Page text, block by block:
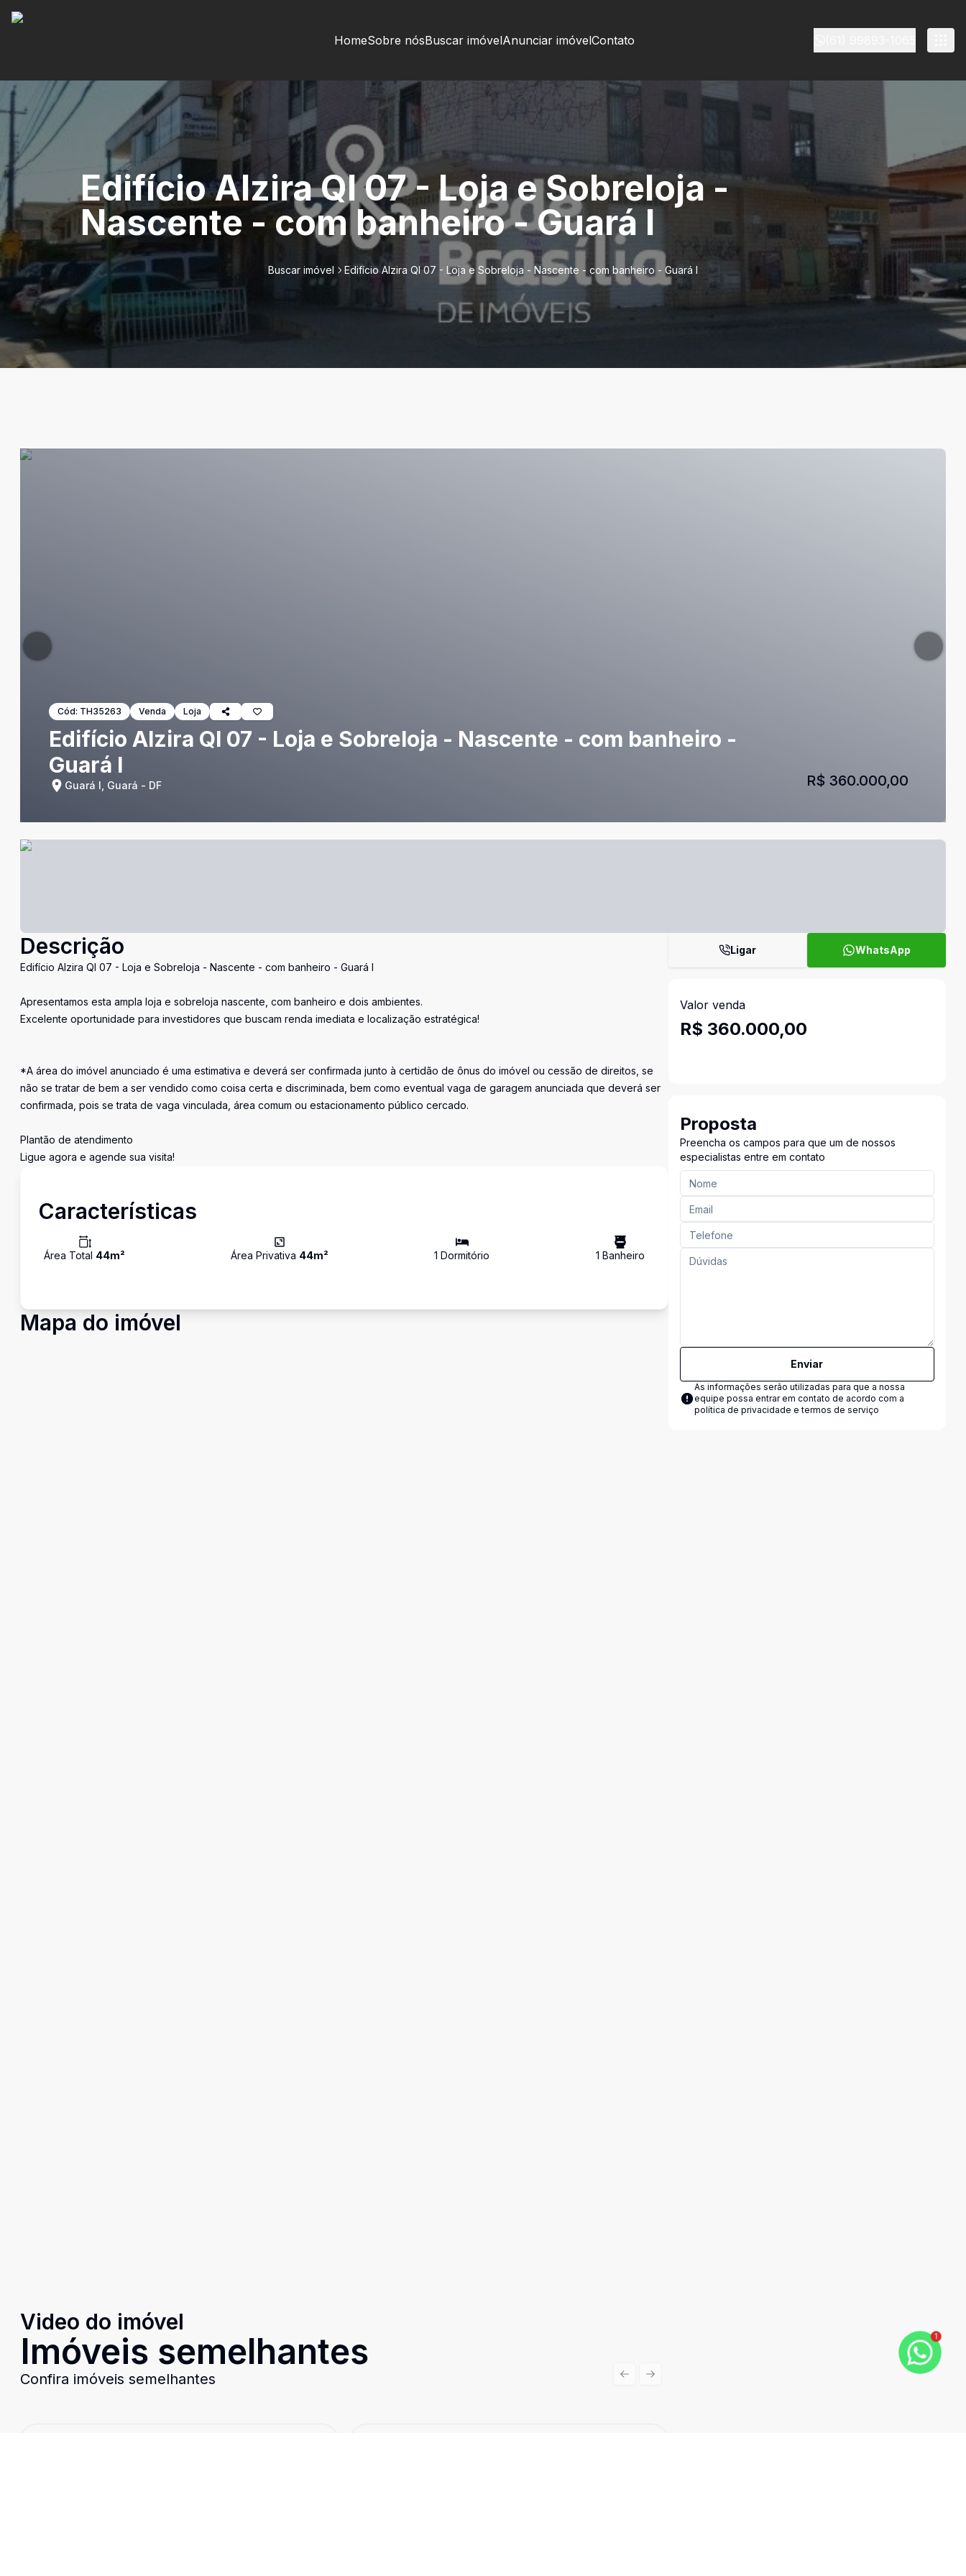
HomeSobre nósBuscar imóvelAnunciar imóvelContato
Edifício Alzira QI 07 - Loja e Sobreloja -
Nascente - com banheiro - Guará I
Buscar imóvel Edifício Alzira QI 07 - Loja e Sobreloja - Nascente - com banheiro - Guará I
Cód: TH35263 Venda Loja
Edifício Alzira QI 07 - Loja e Sobreloja - Nascente - com banheiro -
Guará I
Guará I, Guará - DF R$ 360.000,00
Descrição
Edifício Alzira QI 07 - Loja e Sobreloja - Nascente - com banheiro - Guará I
Apresentamos esta ampla loja e sobreloja nascente, com banheiro e dois ambientes.
Excelente oportunidade para investidores que buscam renda imediata e localização estratégica!
*A área do imóvel anunciado é uma estimativa e deverá ser confirmada junto à certidão de ônus do imóvel ou cessão de direitos, se
não se tratar de bem a ser vendido como coisa certa e discriminada, bem como eventual vaga de garagem anunciada que deverá ser
confirmada, pois se trata de vaga vinculada, área comum ou estacionamento público cercado.
Plantão de atendimento
Ligue agora e agende sua visita!
Características
Área Total 44m² Área Privativa 44m² 1 Dormitório 1 Banheiro
Mapa do imóvel
Video do imóvel
Imóveis semelhantes
Confira imóveis semelhantes Previous slide
Next slide
Ligar WhatsApp
Valor venda
R$ 360.000,00
Proposta
Preencha os campos para que um de nossos
especialistas entre em contato
Enviar
As informações serão utilizadas para que a nossa
equipe possa entrar em contato de acordo com a
política de privacidade e termos de serviço
1